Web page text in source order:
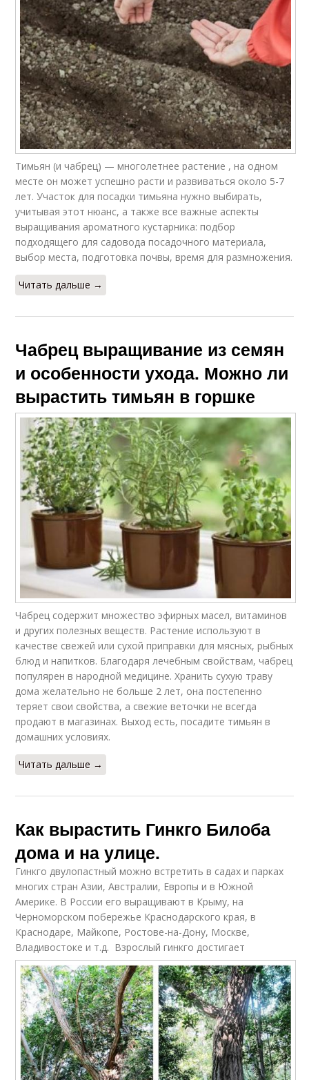
Тимьян (и чабрец) — многолетнее растение , на одном
месте он может успешно расти и развиваться около 5-7
лет. Участок для посадки тимьяна нужно выбирать,
учитывая этот нюанс, а также все важные аспекты
выращивания ароматного кустарника: подбор
подходящего для садовода посадочного материала,
выбор места, подготовка почвы, время для размножения.
Читать дальше →
Чабрец выращивание из семян
и особенности ухода. Можно ли
вырастить тимьян в горшке
Чабрец содержит множество эфирных масел, витаминов
и других полезных веществ. Растение используют в
качестве свежей или сухой приправки для мясных, рыбных
блюд и напитков. Благодаря лечебным свойствам, чабрец
популярен в народной медицине. Хранить сухую траву
дома желательно не больше 2 лет, она постепенно
теряет свои свойства, а свежие веточки не всегда
продают в магазинах. Выход есть, посадите тимьян в
домашних условиях.
Читать дальше →
Как вырастить Гинкго Билоба
дома и на улице.
Гинкго двулопастный можно встретить в садах и парках
многих стран Азии, Австралии, Европы и в Южной
Америке. В России его выращивают в Крыму, на
Черноморском побережье Краснодарского края, в
Краснодаре, Майкопе, Ростове-на-Дону, Москве,
Владивостоке и т.д. Взрослый гинкго достигает